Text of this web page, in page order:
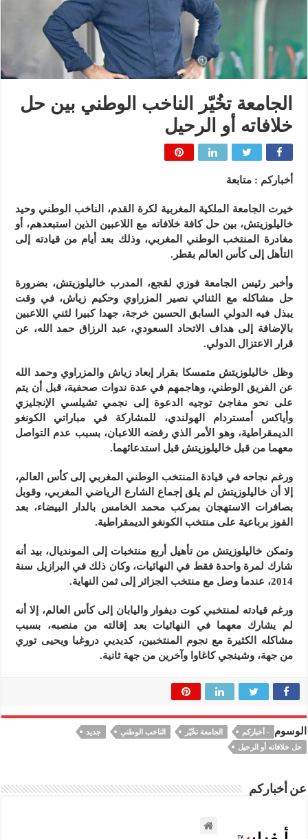
الجامعة تخُيّر الناخب الوطني بين حل
خلافاته أو الرحيل
أخباركم : متابعة
خيرت الجامعة الملكية المغربية لكرة القدم، الناخب الوطني وحيد
خاليلوزيتش، بين حل كافة خلافاته مع اللاعبين الذين استبعدهم، أو
مغادرة المنتخب الوطني المغربي، وذلك بعد أيام من قيادته إلى
التأهل إلى كأس العالم بقطر.
وأخبر رئيس الجامعة فوزي لقجع، المدرب خاليلوزيتش، بضرورة
حل مشاكله مع الثنائي نصير المزراوي وحكيم زياش، في وقت
يبذل فيه الدولي السابق الحسين خرجة، جهدا كبيرا لثني اللاعبين
بالإضافة إلى هداف الاتحاد السعودي، عبد الرزاق حمد الله، عن
قرار الاعتزال الدولي.
وظل خاليلوزيتش متمسكا بقرار إبعاد زياش والمزراوي وحمد الله
عن الفريق الوطني، وهاجمهم في عدة ندوات صحفية، قبل أن يتم
على نحو مفاجئ توجيه الدعوة إلى نجمي تشيلسي الإنجليزي
وأياكس أمستردام الهولندي، للمشاركة في مباراتي الكونغو
الديمقراطية، وهو الأمر الذي رفضه اللاعبان، بسبب عدم التواصل
معهما من قبل خاليلوزيتش قبل استدعائهما.
ورغم نجاحه في قيادة المنتخب الوطني المغربي إلى كأس العالم،
إلا أن خاليلوزيتش لم يلق إجماع الشارع الرياضي المغربي، وقوبل
بصافرات الاستهجان بمركب محمد الخامس بالدار البيضاء، بعد
الفوز برباعية على منتخب الكونغو الديمقراطية.
وتمكن خاليلوزيتش من تأهيل أربع منتخبات إلى المونديال، بيد أنه
شارك لمرة واحدة فقط في النهائيات، وكان ذلك في البرازيل سنة
2014، عندما وصل مع منتخب الجزائر إلى ثمن النهاية.
ورغم قيادته لمنتخبي كوت ديفوار واليابان إلى كأس العالم، إلا أنه
لم يشارك معهما في النهائيات بعد إقالته من منصبه، بسبب
مشاكله الكثيرة مع نجوم المنتخبين، كديديي دروغبا ويحيى توري
من جهة، وشينجي كاغاوا وآخرين من جهة ثانية.
الوسوم - أخباركم الجامعة تخُيّر الناخب الوطني
جديد
حل خلافاته أو الرحيل
عن أخباركم